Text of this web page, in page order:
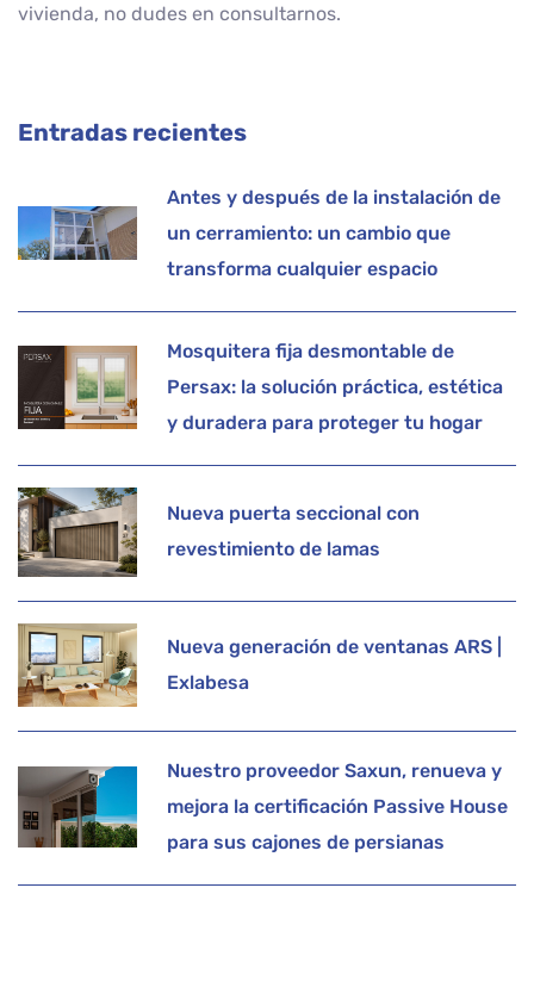
Entradas recientes
Antes y después de la instalación de
un cerramiento: un cambio que
transforma cualquier espacio
Mosquitera fija desmontable de
Persax: la solución práctica, estética
y duradera para proteger tu hogar
Nueva puerta seccional con
revestimiento de lamas
Nueva generación de ventanas ARS |
Exlabesa
Nuestro proveedor Saxun, renueva y
mejora la certificación Passive House
para sus cajones de persianas
vivienda, no dudes en consultarnos.